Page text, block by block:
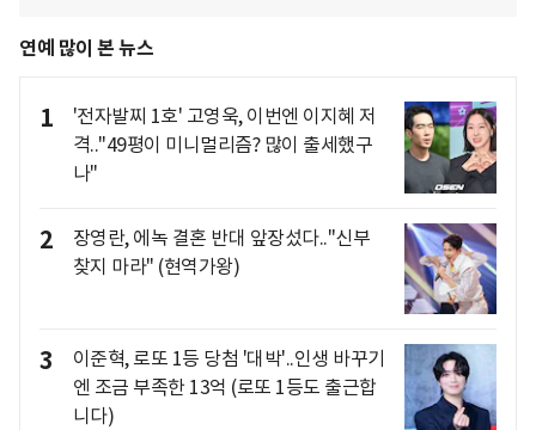
연예 많이 본 뉴스
1
'전자발찌 1호' 고영욱, 이번엔 이지혜 저
격.."49평이 미니멀리즘? 많이 출세했구
나"
2
장영란, 에녹 결혼 반대 앞장섰다.."신부
찾지 마라" (현역가왕)
3
이준혁, 로또 1등 당첨 '대박'..인생 바꾸기
엔 조금 부족한 13억 (로또 1등도 출근합
니다)